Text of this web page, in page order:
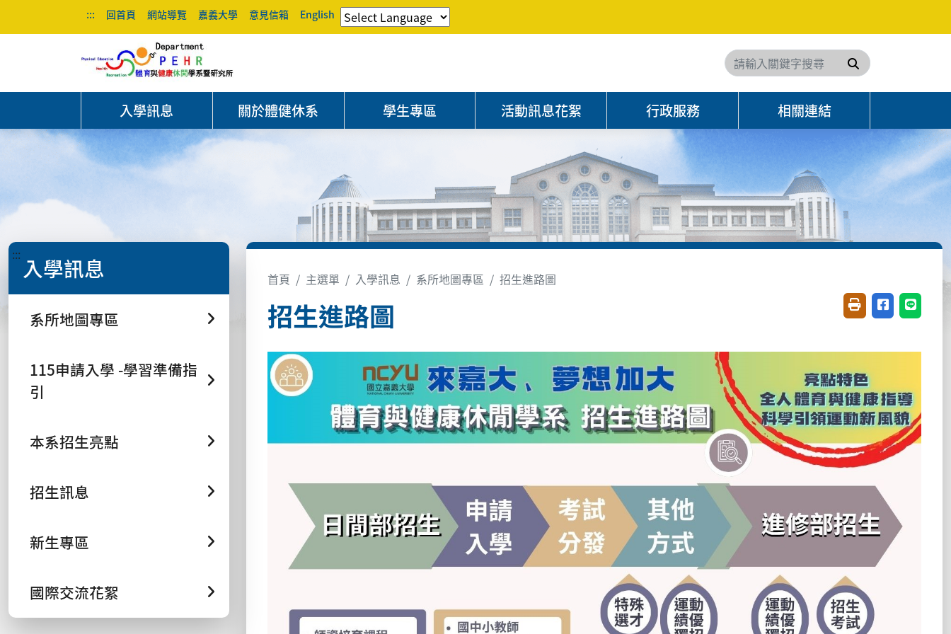
::: 回首頁 網站導覽 嘉義大學 意見信箱 English
搜尋
入學訊息 關於體健休系 學生專區 活動訊息花絮 行政服務 相關連結
::: 入學訊息
系所地圖專區
115申請入學 -學習準備指
引
本系招生亮點
招生訊息
新生專區
國際交流花絮
首頁 主選單 入學訊息 系所地圖專區 招生進路圖
招生進路圖 友善列印(開新視窗)
分享至臉書(
分享至